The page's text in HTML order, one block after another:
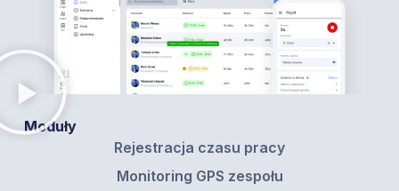
Moduły
Rejestracja czasu pracy
Monitoring GPS zespołu